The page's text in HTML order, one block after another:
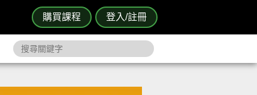
購買課程 登入/註冊